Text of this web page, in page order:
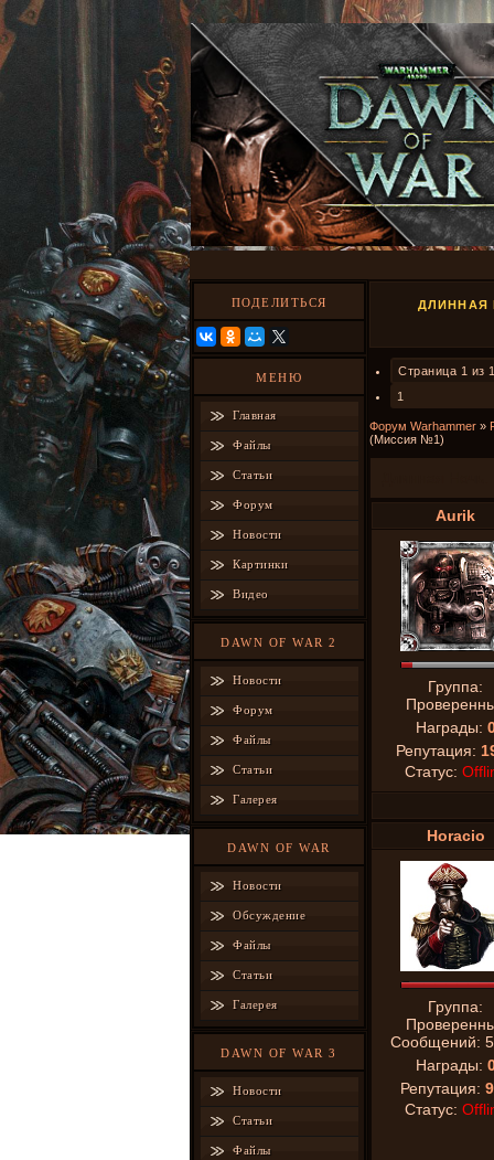
ПОДЕЛИТЬСЯ
МЕНЮ
Главная
Файлы
Статьи
Форум
Новости
Картинки
Видео
DAWN OF WAR 2
Новости
Форум
Файлы
Статьи
Галерея
DAWN OF WAR
Новости
Обсуждение
Файлы
Статьи
Галерея
DAWN OF WAR 3
Новости
Статьи
Файлы
ДЛИННАЯ
Страница 1 из
1
Форум Warhammer »
(Миссия №1)
Aurik
Группа:
Награды:
Репутация:
Статус:
Horacio
Группа:
Сообщений:
Награды:
Репутация:
Статус: